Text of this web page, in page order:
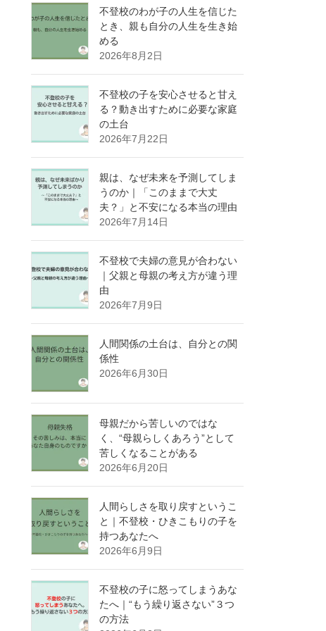
不登校のわが子の人生を信じた
とき、親も自分の人生を生き始
める
2026年8月2日
不登校の子を安心させると甘え
る？動き出すために必要な家庭
の土台
2026年7月22日
親は、なぜ未来を予測してしま
うのか｜「このままで大丈
夫？」と不安になる本当の理由
2026年7月14日
不登校で夫婦の意見が合わない
｜父親と母親の考え方が違う理
由
2026年7月9日
人間関係の土台は、自分との関
係性
2026年6月30日
母親だから苦しいのではな
く、“母親らしくあろう”として
苦しくなることがある
2026年6月20日
人間らしさを取り戻すというこ
と｜不登校・ひきこもりの子を
持つあなたへ
2026年6月9日
不登校の子に怒ってしまうあな
たへ｜“もう繰り返さない”３つ
の方法